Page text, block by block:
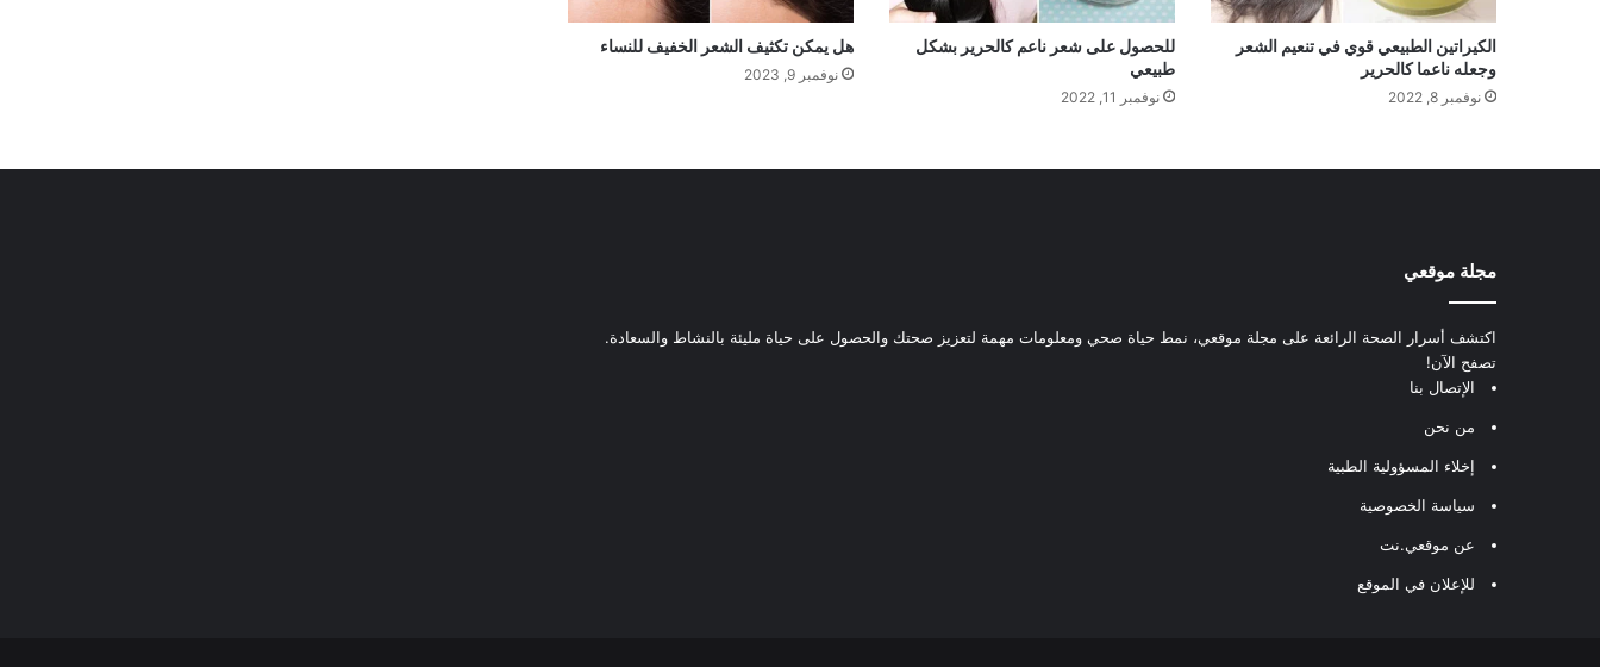
الكيراتين الطبيعي قوي في تنعيم الشعر
وجعله ناعما كالحرير
نوفمبر 8, 2022
للحصول على شعر ناعم كالحرير بشكل
طبيعي
نوفمبر 11, 2022
هل يمكن تكثيف الشعر الخفيف للنساء
نوفمبر 9, 2023
مجلة موقعي
اكتشف أسرار الصحة الرائعة على مجلة موقعي، نمط حياة صحي ومعلومات مهمة لتعزيز صحتك والحصول على حياة مليئة بالنشاط والسعادة.
تصفح الآن!
الإتصال بنا
من نحن
إخلاء المسؤولية الطبية
سياسة الخصوصية
عن موقعي.نت
للإعلان في الموقع